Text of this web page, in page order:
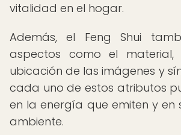
vitalidad en el hogar.
Además, el Feng Shui
aspectos como el
ubicación de las imágenes y
cada uno de estos atributos
en la energía que emiten y en
ambiente.